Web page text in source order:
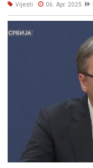
Vijesti 06. Apr. 2025